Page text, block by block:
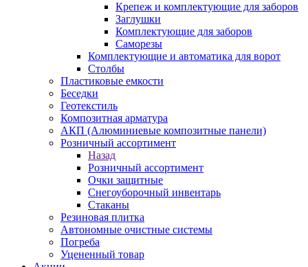
Крепеж и комплектующие для заборов
Заглушки
Комплектующие для заборов
Саморезы
Комплектующие и автоматика для ворот
Столбы
Пластиковые емкости
Беседки
Геотекстиль
Композитная арматура
АКП (Алюминиевые композитные панели)
Розничный ассортимент
Назад
Розничный ассортимент
Очки защитные
Снегоуборочный инвентарь
Стаканы
Резиновая плитка
Автономные очистные системы
Погреба
Уцененный товар